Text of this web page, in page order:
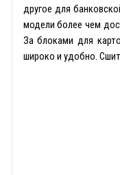
другое для
модели более чем
За блоками для
широко и удобно.